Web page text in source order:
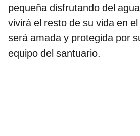
pequeña disfrutando del
vivirá el resto de su vida en
será amada y protegida por
equipo del santuario.